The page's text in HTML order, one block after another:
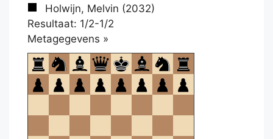
Holwijn, Melvin (2032)
Resultaat: 1/2-1/2
Metagegevens »
om
te
openen.